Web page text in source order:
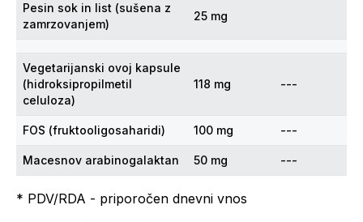
Pesin sok in list (sušena z
zamrzovanjem)
25 mg
Vegetarijanski ovoj kapsule
(hidroksipropilmetil
celuloza)
118 mg ---
FOS (fruktooligosaharidi) 100 mg ---
Macesnov arabinogalaktan 50 mg ---
* PDV/RDA - priporočen dnevni vnos